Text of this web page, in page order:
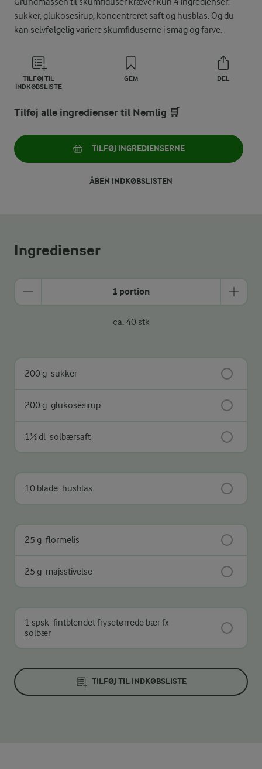
sukker, glukosesirup, koncentreret saft og husblas. Og du
kan selvfølgelig variere skumfiduserne i smag og farve.
TILFØJ TIL
INDKØBSLISTE
GEM DEL
Tilføj alle ingredienser til Nemlig 🛒
TILFØJ INGREDIENSERNE
ÅBEN INDKØBSLISTEN
Ingredienser
1 portion
ca. 40 stk
200 g sukker
200 g glukosesirup
1½ dl solbærsaft
10 blade husblas
25 g flormelis
25 g majsstivelse
1 spsk fintblendet frysetørrede bær fx
solbær
TILFØJ TIL INDKØBSLISTE